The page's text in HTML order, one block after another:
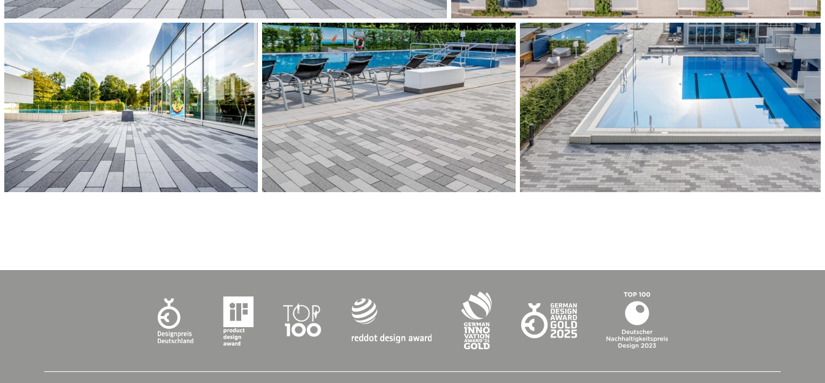
2017
OVERIGE TOEGEPASTE PRODUCTEN:
BOULEVARD
Silbergrau feinsamtiert
30 x 20 x 12 cm
30 x 15 x 12 cm
20 x 10 x 12 cm
mitCleanTop®-Technologie
BOULEVARD
CATEGORIE:
Sportcomplexen en zwembaden